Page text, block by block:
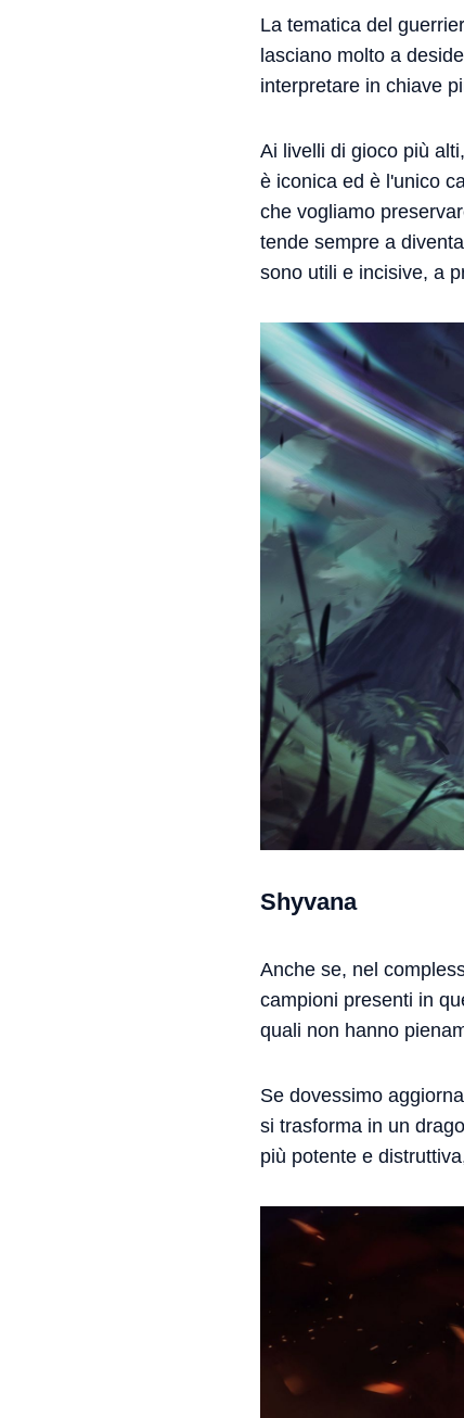
La tematica del
lasciano molto a
interpretare in chiave
Ai livelli di gioco più
è iconica ed è l'unico
che vogliamo
tende sempre a
sono utili e incisive, a
Shyvana
Anche se, nel
campioni presenti in
quali non hanno
Se dovessimo
si trasforma in un
più potente e